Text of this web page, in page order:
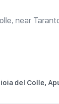
near
del Colle,